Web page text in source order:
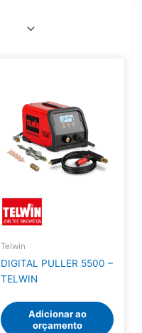
Telwin
DIGITAL PULLER 5500 –
TELWIN
Adicionar ao
orçamento